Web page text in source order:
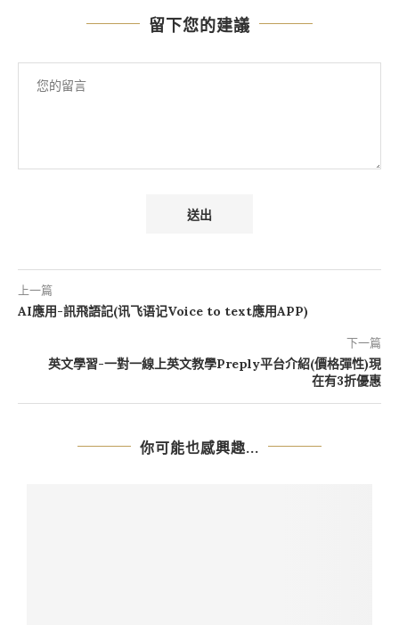
留下您的建議
上一篇
AI應用-訊飛語記(讯飞语记Voice to text應用APP)
下一篇
英文學習-一對一線上英文教學Preply平台介紹(價格彈性)現
在有3折優惠
你可能也感興趣...